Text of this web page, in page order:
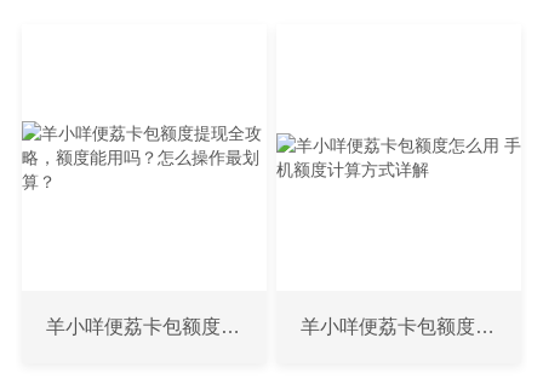
羊小咩便荔卡包额度提现全攻略，额度能用吗？怎么操作最划算？ 羊小咩便荔卡包额度怎么用 手机额度计算方式详解